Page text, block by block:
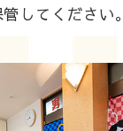
してください。